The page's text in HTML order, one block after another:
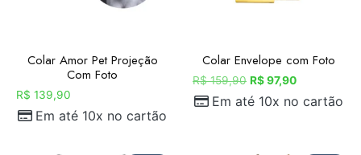
Colar Amor Pet Projeção
Com Foto
R$ 139,90
Em até 10x no cartão
Colar Envelope com Foto
R$159,90 R$97,90
Em até 10x no cartão